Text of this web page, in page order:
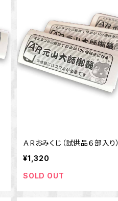
ＡＲおみくじ（試供品６部入り）
¥1,320
SOLD OUT